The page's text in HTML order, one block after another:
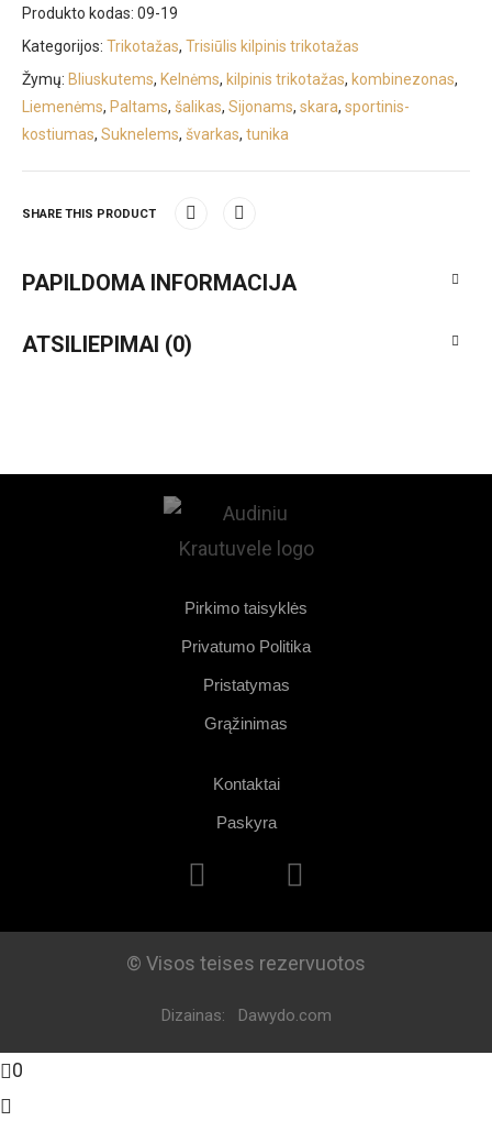
Produkto kodas: 09-19
Kategorijos: Trikotažas, Trisiūlis kilpinis trikotažas
Žymų: Bliuskutems, Kelnėms, kilpinis trikotažas, kombinezonas,
Liemenėms, Paltams, šalikas, Sijonams, skara, sportinis-
kostiumas, Suknelems, švarkas, tunika
SHARE THIS PRODUCT
PAPILDOMA INFORMACIJA
ATSILIEPIMAI (0)
Pirkimo taisyklės
Privatumo Politika
Pristatymas
Grąžinimas
Kontaktai
Paskyra
© Visos teises rezervuotos
Dizainas: Dawydo.com
0